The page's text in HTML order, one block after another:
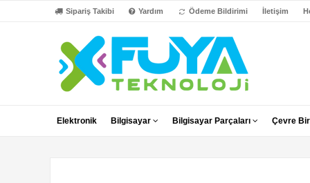
Sipariş Takibi Yardım Ödeme Bildirimi İletişim
Elektronik Bilgisayar Bilgisayar Parçaları Çevre